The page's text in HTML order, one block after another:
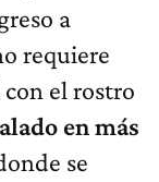
a
requiere
el rostro
en más
se